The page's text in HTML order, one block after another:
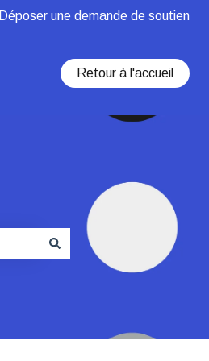
Déposer une demande de soutien
Retour à l'accueil